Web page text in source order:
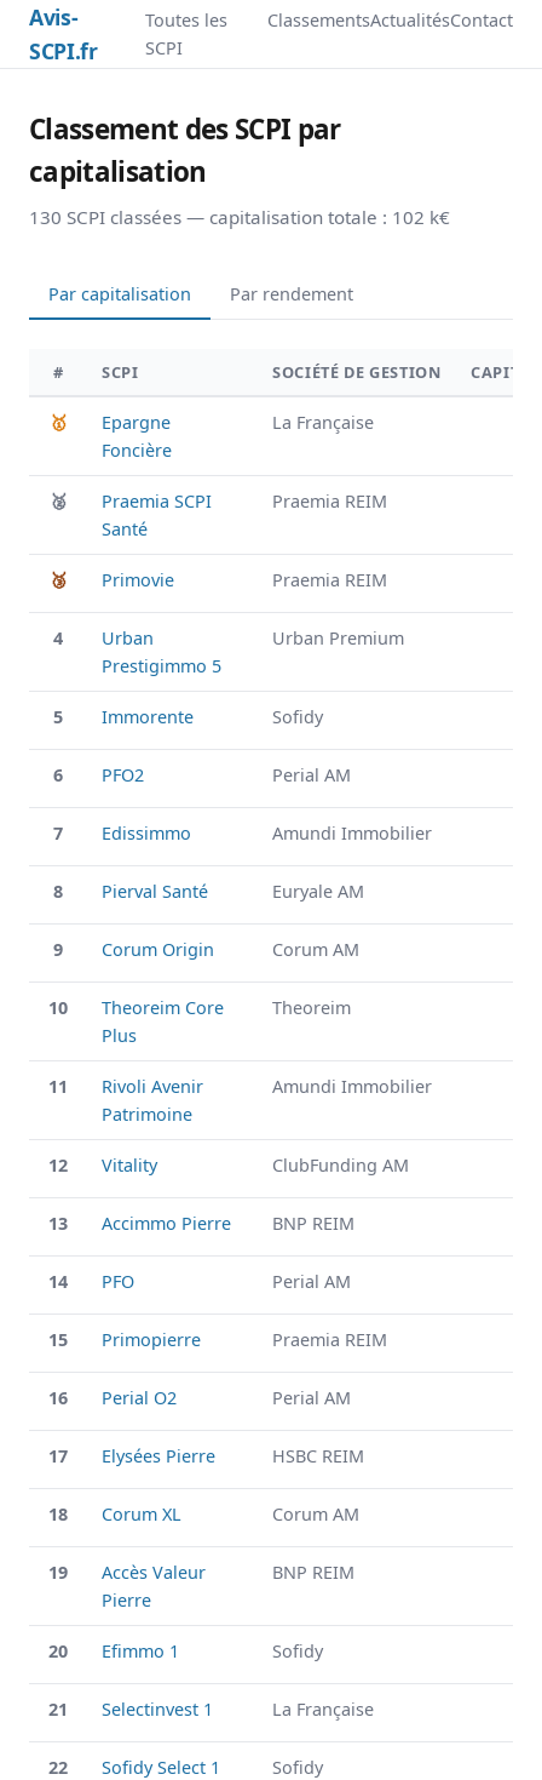
Avis-
SCPI.fr
Toutes les
SCPI
ClassementsActualitésContact
Classement des SCPI par
capitalisation
130 SCPI classées — capitalisation totale : 102 k€
Par capitalisation Par rendement
# SCPI SOCIÉTÉ DE GESTION
🥇
Epargne
Foncière
La Française
🥈
Praemia SCPI
Santé
Praemia REIM
🥉 Primovie Praemia REIM
4
Urban
Prestigimmo 5
Urban Premium
5 Immorente Sofidy
6 PFO2 Perial AM
7 Edissimmo Amundi Immobilier
8 Pierval Santé Euryale AM
9 Corum Origin Corum AM
10
Theoreim Core
Plus
Theoreim
11
Rivoli Avenir
Patrimoine
Amundi Immobilier
12 Vitality ClubFunding AM
13 Accimmo Pierre BNP REIM
14 PFO Perial AM
15 Primopierre Praemia REIM
16 Perial O2 Perial AM
17 Elysées Pierre HSBC REIM
18 Corum XL Corum AM
19
Accès Valeur
Pierre
BNP REIM
20 Efimmo 1 Sofidy
21 Selectinvest 1 La Française
22 Sofidy Select 1 Sofidy